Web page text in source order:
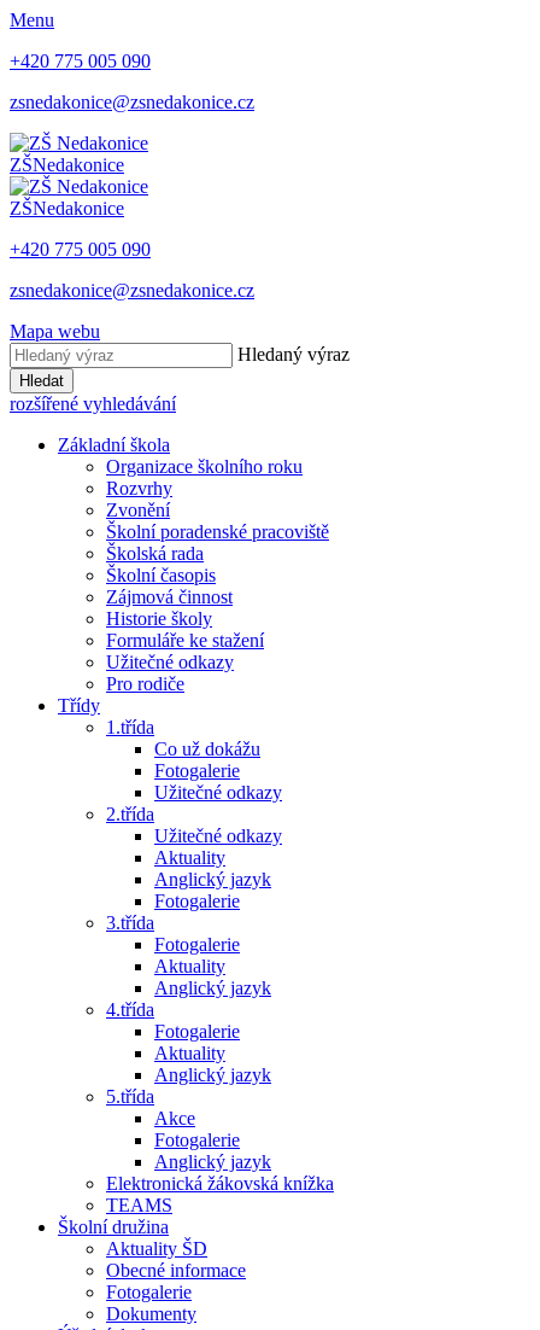
Menu
+420 775 005 090
zsnedakonice@zsnedakonice.cz
ZŠNedakonice
ZŠNedakonice
+420 775 005 090
zsnedakonice@zsnedakonice.cz
Mapa webu
Hledaný výraz
Hledat
rozšířené vyhledávání
Základní škola
Organizace školního roku
Rozvrhy
Zvonění
Školní poradenské pracoviště
Školská rada
Školní časopis
Zájmová činnost
Historie školy
Formuláře ke stažení
Užitečné odkazy
Pro rodiče
Třídy
1.třída
Co už dokážu
Fotogalerie
Užitečné odkazy
2.třída
Užitečné odkazy
Aktuality
Anglický jazyk
Fotogalerie
3.třída
Fotogalerie
Aktuality
Anglický jazyk
4.třída
Fotogalerie
Aktuality
Anglický jazyk
5.třída
Akce
Fotogalerie
Anglický jazyk
Elektronická žákovská knížka
TEAMS
Školní družina
Aktuality ŠD
Obecné informace
Fotogalerie
Dokumenty